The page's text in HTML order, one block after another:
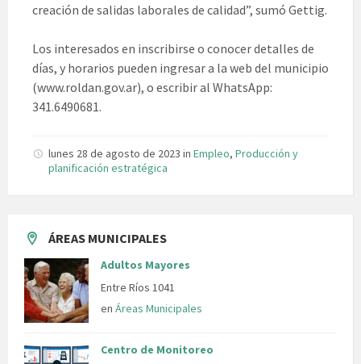
creación de salidas laborales de calidad”, sumó Gettig.
Los interesados en inscribirse o conocer detalles de
días, y horarios pueden ingresar a la web del municipio
(www.roldan.gov.ar), o escribir al WhatsApp:
341.6490681.
lunes 28 de agosto de 2023 in Empleo, Producción y
planificación estratégica
ÁREAS MUNICIPALES
Adultos Mayores
Entre Ríos 1041
en Áreas Municipales
Centro de Monitoreo